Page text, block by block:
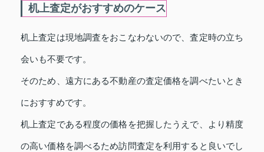
机上査定がおすすめのケース
机上査定は現地調査をおこなわないので、査定時の立ち
会いも不要です。
そのため、遠方にある不動産の査定価格を調べたいとき
におすすめです。
机上査定である程度の価格を把握したうえで、より精度
の高い価格を調べるため訪問査定を利用すると良いでし